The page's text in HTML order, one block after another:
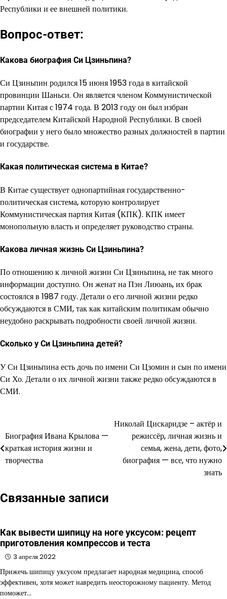
Республики и ее внешней политики.
Вопрос-ответ:
Какова биография Си Цзиньпина?
Си Цзиньпин родился 15 июня 1953 года в китайской
провинции Шаньси. Он является членом Коммунистической
партии Китая с 1974 года. В 2013 году он был избран
председателем Китайской Народной Республики. В своей
биографии у него было множество разных должностей в партии
и государстве.
Какая политическая система в Китае?
В Китае существует однопартийная государственно-
политическая система, которую контролирует
Коммунистическая партия Китая (КПК). КПК имеет
монопольную власть и определяет руководство страны.
Какова личная жизнь Си Цзиньпина?
По отношению к личной жизни Си Цзиньпина, не так много
информации доступно. Он женат на Пэн Лиюань, их брак
состоялся в 1987 году. Детали о его личной жизни редко
обсуждаются в СМИ, так как китайским политикам обычно
неудобно раскрывать подробности своей личной жизни.
Сколько у Си Цзиньпина детей?
У Си Цзиньпина есть дочь по имени Си Цзомин и сын по имени
Си Хо. Детали о их личной жизни также редко обсуждаются в
СМИ.
по
записям
Биография Ивана Крылова —
краткая история жизни и
творчества
Николай Цискаридзе – актёр и
режиссёр, личная жизнь и
семья, жена, дети, фото,
биография — все, что нужно
знать
Связанные записи
Как вывести шипицу на ноге уксусом: рецепт
приготовления компрессов и теста
3 апреля 2022
Прижечь шипицу уксусом предлагает народная медицина, способ
эффективен, хотя может навредить неосторожному пациенту. Метод
поможет…